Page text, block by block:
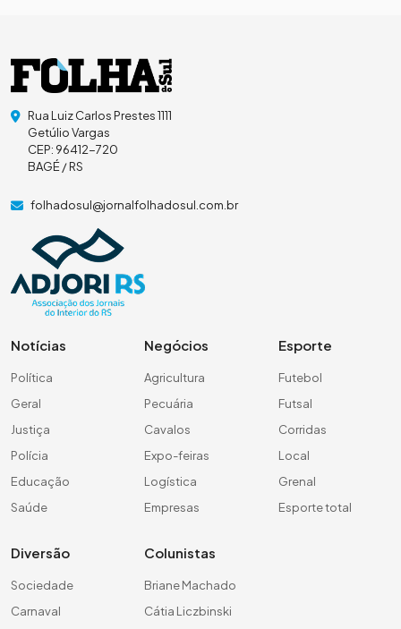
Rua Luiz Carlos Prestes 1111
Getúlio Vargas
CEP: 96412-720
BAGÉ / RS
folhadosul@jornalfolhadosul.com.br
Notícias
Política
Geral
Justiça
Polícia
Educação
Saúde
Negócios
Agricultura
Pecuária
Cavalos
Expo-feiras
Logística
Empresas
Esporte
Futebol
Futsal
Corridas
Local
Grenal
Esporte total
Diversão
Sociedade
Carnaval
Colunistas
Briane Machado
Cátia Liczbinski